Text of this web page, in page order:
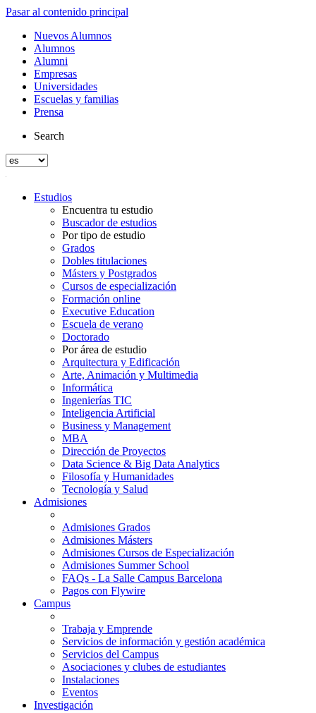
Pasar al contenido principal
Nuevos Alumnos
Alumnos
Alumni
Empresas
Universidades
Escuelas y familias
Prensa
Search
Estudios
Encuentra tu estudio
Buscador de estudios
Por tipo de estudio
Grados
Dobles titulaciones
Másters y Postgrados
Cursos de especialización
Formación online
Executive Education
Escuela de verano
Doctorado
Por área de estudio
Arquitectura y Edificación
Arte, Animación y Multimedia
Informática
Ingenierías TIC
Inteligencia Artificial
Business y Management
MBA
Dirección de Proyectos
Data Science & Big Data Analytics
Filosofía y Humanidades
Tecnología y Salud
Admisiones
Admisiones Grados
Admisiones Másters
Admisiones Cursos de Especialización
Admisiones Summer School
FAQs - La Salle Campus Barcelona
Pagos con Flywire
Campus
Trabaja y Emprende
Servicios de información y gestión académica
Servicios del Campus
Asociaciones y clubes de estudiantes
Instalaciones
Eventos
Investigación